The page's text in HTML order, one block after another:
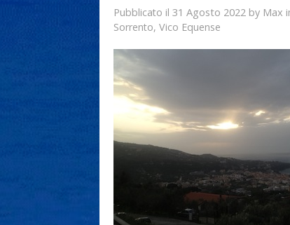
Pubblicato il 31 Agosto 2022 by Max
Sorrento, Vico Equense